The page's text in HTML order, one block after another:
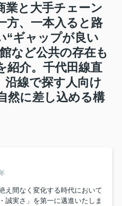
業と大手チェーン
方、一本入ると路
“ギャップが良い
など公共の存在も
紹介。千代田線直
沿線で探す人向け
然に差し込める構
え間なく変化する時代において
誠実さ」を第一に邁進いたしま